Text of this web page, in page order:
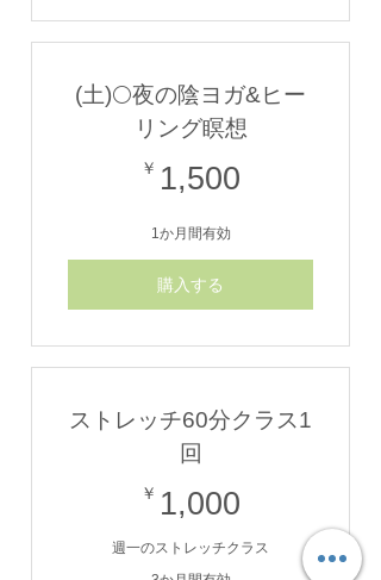
(土)🌕夜の陰ヨガ&ヒー
リング瞑想
￥ 1,500
1か月間有効
購入する
ストレッチ60分クラス1
回
￥ 1,000
週一のストレッチクラス